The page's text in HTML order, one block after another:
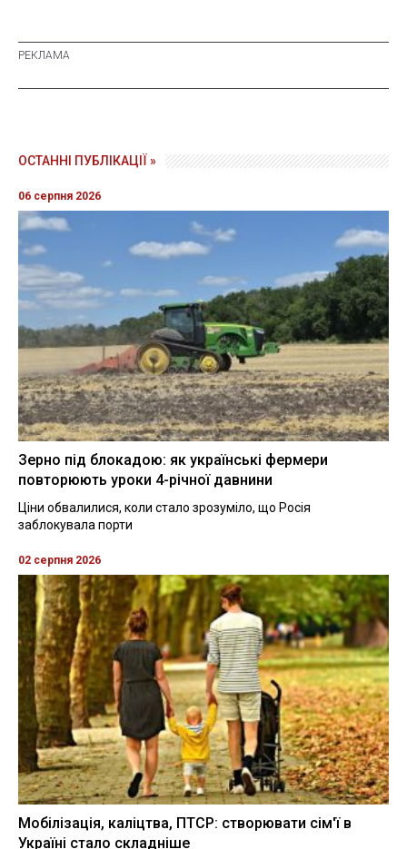
ОСТАННІ ПУБЛІКАЦІЇ »
06 серпня 2026
Зерно під блокадою: як українські фермери
повторюють уроки 4-річної давнини
Ціни обвалилися, коли стало зрозуміло, що Росія
заблокувала порти
02 серпня 2026
Мобілізація, каліцтва, ПТСР: створювати сім'ї в
Україні стало складніше